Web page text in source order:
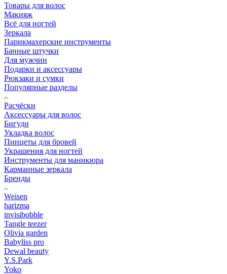
Товары для волос
Макияж
Всё для ногтей
Зеркала
Парикмахерские инструменты
Банные штучки
Для мужчин
Подарки и аксессуары
Рюкзаки и сумки
Популярные разделы
Расчёски
Аксессуары для волос
Бигуди
Укладка волос
Пинцеты для бровей
Украшения для ногтей
Инструменты для маникюра
Карманные зеркала
Бренды
Weisen
harizma
invisibobble
Tangle teezer
Olivia garden
Babyliss pro
Dewal beauty
Y.S.Park
Yoko